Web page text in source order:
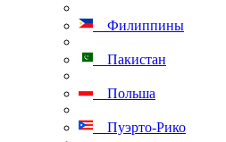
Филиппины
Пакистан
Польша
Пуэрто-Рико